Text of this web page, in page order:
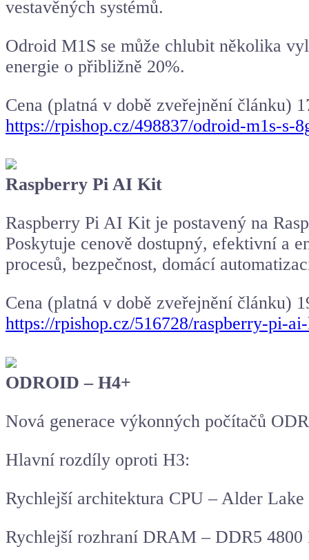
vestavěných systémů.
Odroid M1S se může chlubit několika
energie o přibližně 20%.
Cena (platná v době zveřejnění článku)
https://rpishop.cz/498837/odroid-m1s-s-
Raspberry Pi AI Kit
Raspberry Pi AI Kit je postavený na
Poskytuje cenově dostupný, efektivní a
procesů, bezpečnost, domácí
Cena (platná v době zveřejnění článku)
https://rpishop.cz/516728/raspberry-pi-
ODROID – H4+
Nová generace výkonných počítačů
Hlavní rozdíly oproti H3:
Rychlejší architektura CPU – Alder
Rychlejší rozhraní DRAM – DDR5